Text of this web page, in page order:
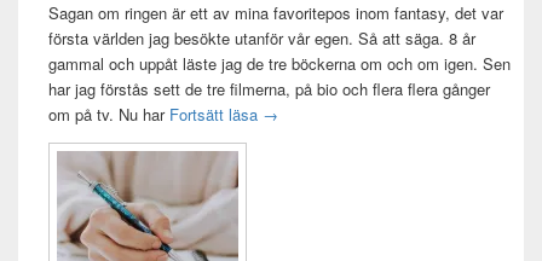
Sagan om ringen är ett av mina favoritepos inom fantasy, det var
första världen jag besökte utanför vår egen. Så att säga. 8 år
gammal och uppåt läste jag de tre böckerna om och om igen. Sen
har jag förstås sett de tre filmerna, på bio och flera flera gånger
om på tv. Nu har Fortsätt läsa Sagan om ringen-maraton
→